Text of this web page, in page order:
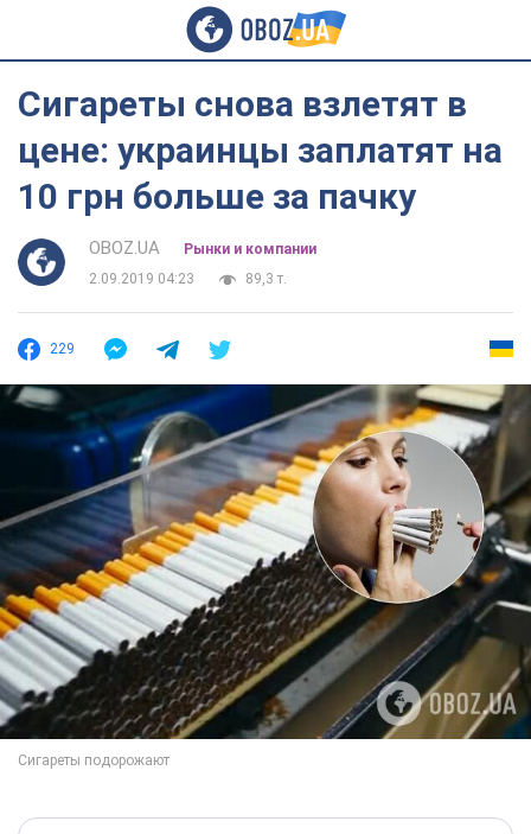
Сигареты снова взлетят в
цене: украинцы заплатят на
10 грн больше за пачку
OBOZ.UA
Рынки и компании
2.09.2019 04:23
89,3 т.
229